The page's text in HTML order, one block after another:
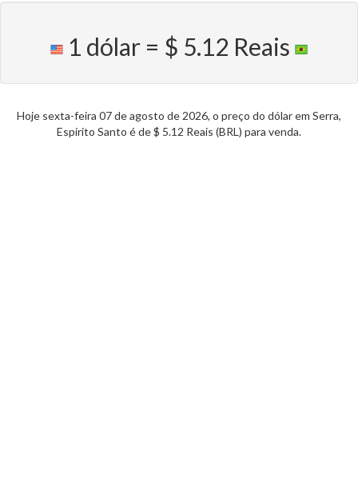
1 dólar = $ 5.12 Reais
Hoje sexta-feira 07 de agosto de 2026, o preço do dólar em Serra,
Espírito Santo é de $ 5.12 Reais (BRL) para venda.